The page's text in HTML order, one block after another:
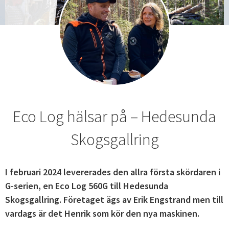
Eco Log hälsar på – Hedesunda
Skogsgallring
I februari 2024 levererades den allra första skördaren i
G-serien, en Eco Log 560G till Hedesunda
Skogsgallring. Företaget ägs av Erik Engstrand men till
vardags är det Henrik som kör den nya maskinen.